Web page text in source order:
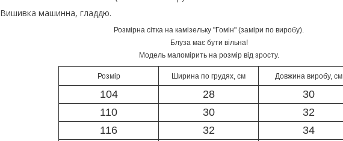
Вишивка машинна, гладдю.
Розмірна сітка на камізельку "Гомін" (заміри по виробу).
Блуза має бути вільна!
Модель маломірить на розмір від зросту.
Розмір Ширина по грудях, см Довжина виробу, см
104 28
30
110
30
32
116
32
34